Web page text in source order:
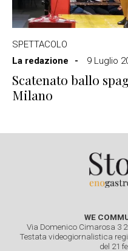
SPETTACOLO
La redazione
9 Luglio
Scatenato ballo
Milano
WE
Via Domenico Cimarosa 3
Testata videogiornalistica
del 21